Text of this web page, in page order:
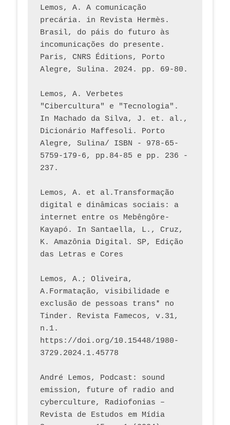
Lemos, A. A comunicação
precária. in Revista Hermès.
Brasil, do páis do futuro às
incomunicações do presente.
Paris, CNRS Éditions, Porto
Lemos, A. Verbetes
"Cibercultura" e "Tecnologia".
In Machado da Silva, J. et. al.,
Dicionário Maffesoli. Porto
Alegre, Sulina/ ISBN - 978-65-
5759-179-6, pp.84-85 e pp. 236 -
237.
Lemos, A. et al.Transformação
digital e dinâmicas sociais: a
internet entre os Mebêngôre-
Kayapó. In Santaella, L., Cruz,
K. Amazônia Digital. SP, Edição
das Letras e Cores
Lemos, A.; Oliveira,
A.Formatação, visibilidade e
exclusão de pessoas trans* no
Tinder. Revista Famecos, v.31,
n.1.
https://doi.org/10.15448/1980-
3729.2024.1.45778
André Lemos, Podcast: sound
emission, future of radio and
cyberculture, Radiofonias –
Revista de Estudos em Mídia